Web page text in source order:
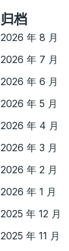
归档
2026 年 8 月
2026 年 7 月
2026 年 6 月
2026 年 5 月
2026 年 4 月
2026 年 3 月
2026 年 2 月
2026 年 1 月
2025 年 12 月
2025 年 11 月